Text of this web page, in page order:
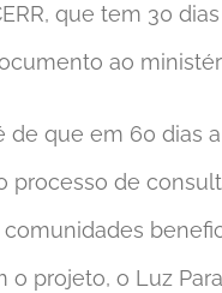
que tem 30
ao
de que em 60 dias
processo de
o projeto, o Luz